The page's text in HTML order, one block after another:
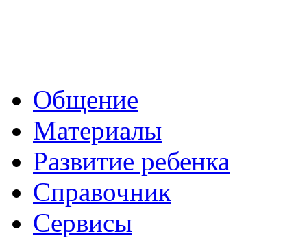
Общение
Материалы
Развитие ребенка
Справочник
Сервисы